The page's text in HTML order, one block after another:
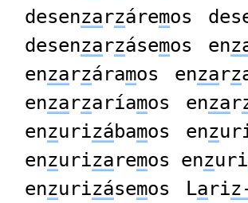
desenzarzáremos
desenzarzásemos en
enzarzáramos enzarz
enzarzaríamos enzar
enzurizábamos enz
enzurizaremos enzuri
enzurizásemos Lari